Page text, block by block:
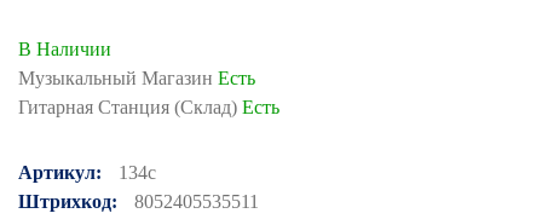
В Наличии
Музыкальный Магазин Есть
Гитарная Станция (Склад) Есть
Артикул:
134c
Штрихкод:
8052405535511